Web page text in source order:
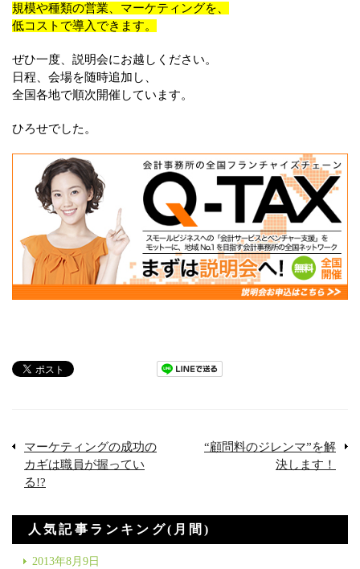
規模や種類の営業、マーケティングを、
低コストで導入できます。
ぜひ一度、説明会にお越しください。
日程、会場を随時追加し、
全国各地で順次開催しています。
ひろせでした。
マーケティングの成功の
カギは職員が握ってい
る!?
“顧問料のジレンマ”を解
決します！
人気記事ランキング(月間)
2013年8月9日